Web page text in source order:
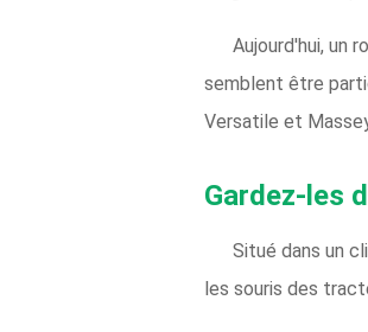
Aujourd'hui, un
semblent être
Versatile et
Gardez-les
Situé dans un
les souris des